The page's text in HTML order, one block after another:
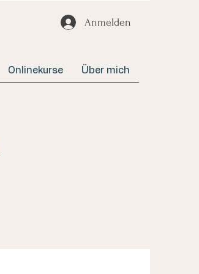
Anmelden
Onlinekurse Über mich